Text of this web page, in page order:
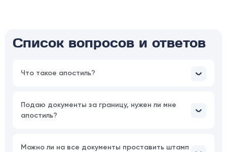
Список вопросов и ответов
Что такое апостиль?
Подаю документы за границу, нужен ли мне
апостиль?
Можно ли на все документы проставить штамп